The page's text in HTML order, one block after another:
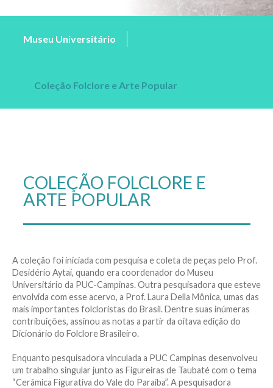
Museu Universitário
Coleção Folclore e Arte Popular
COLEÇÃO FOLCLORE E
ARTE POPULAR
A coleção foi iniciada com pesquisa e coleta de peças pelo Prof.
Desidério Aytai, quando era coordenador do Museu
Universitário da PUC-Campinas. Outra pesquisadora que esteve
envolvida com esse acervo, a Prof. Laura Della Mônica, umas das
mais importantes folcloristas do Brasil. Dentre suas inúmeras
contribuições, assinou as notas a partir da oitava edição do
Dicionário do Folclore Brasileiro.
Enquanto pesquisadora vinculada a PUC Campinas desenvolveu
um trabalho singular junto as Figureiras de Taubaté com o tema
“Cerâmica Figurativa do Vale do Paraíba”. A pesquisadora